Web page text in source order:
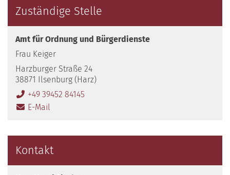
Zuständige Stelle
Amt für Ordnung und Bürgerdienste
Frau Keiger
Harzburger Straße 24
38871 Ilsenburg (Harz)
+49 39452 84145
E-Mail
Kontakt